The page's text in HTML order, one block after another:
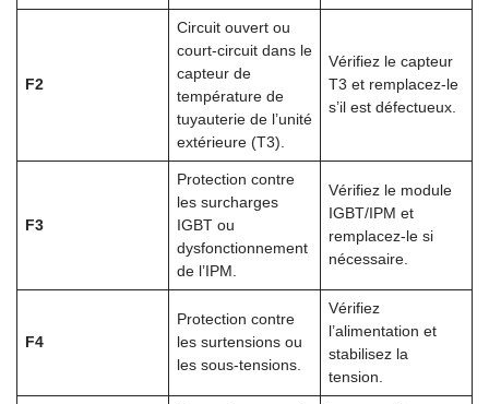
F2
Circuit ouvert ou
court-circuit dans le
capteur de
température de
tuyauterie de l’unité
extérieure (T3).
Vérifiez le capteur
T3 et remplacez-le
s’il est défectueux.
F3
Protection contre
les surcharges
IGBT ou
dysfonctionnement
de l’IPM.
Vérifiez le module
IGBT/IPM et
remplacez-le si
nécessaire.
F4
Protection contre
les surtensions ou
les sous-tensions.
Vérifiez
l’alimentation et
stabilisez la
tension.